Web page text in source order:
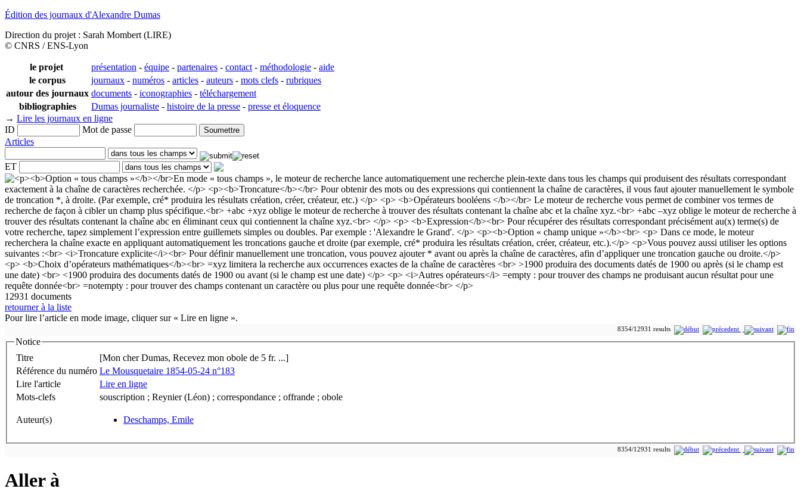
Édition des journaux d'Alexandre Dumas
Direction du projet : Sarah Mombert (LIRE)
© CNRS / ENS-Lyon
le projet présentation - équipe - partenaires - contact - méthodologie - aide
le corpus
journaux - numéros - articles - auteurs - mots clefs - rubriques
autour des journaux documents - iconographies - téléchargement
bibliographies
Dumas journaliste - histoire de la presse - presse et éloquence
→ Lire les journaux en ligne
ID
Mot de passe
Articles
ET
12931 documents
retourner à la liste
Pour lire l’article en mode image, cliquer sur « Lire en ligne ».
8354/12931 results
Notice
Titre
[Mon cher Dumas, Recevez mon obole de 5 fr. ...]
Référence du numéro Le Mousquetaire 1854-05-24 n°183
Lire l'article
Lire en ligne
Mots-clefs
souscription ; Reynier (Léon) ; correspondance ; offrande ; obole
Auteur(s) Deschamps, Emile
8354/12931 results
Aller à